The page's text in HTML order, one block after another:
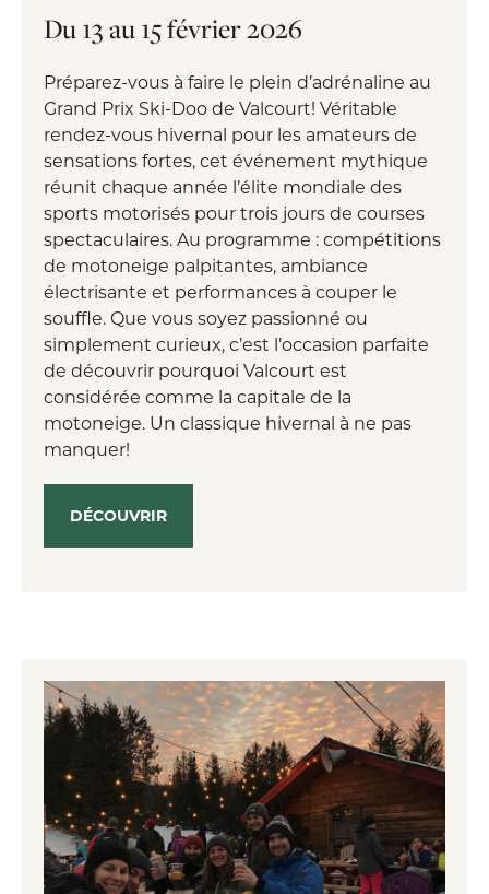
Du 13 au 15 février 2026
Préparez-vous à faire le plein d’adrénaline au
Grand Prix Ski-Doo de Valcourt! Véritable
rendez-vous hivernal pour les amateurs de
sensations fortes, cet événement mythique
réunit chaque année l’élite mondiale des
sports motorisés pour trois jours de courses
spectaculaires. Au programme : compétitions
de motoneige palpitantes, ambiance
électrisante et performances à couper le
souffle. Que vous soyez passionné ou
simplement curieux, c’est l’occasion parfaite
de découvrir pourquoi Valcourt est
considérée comme la capitale de la
motoneige. Un classique hivernal à ne pas
manquer!
DÉCOUVRIR